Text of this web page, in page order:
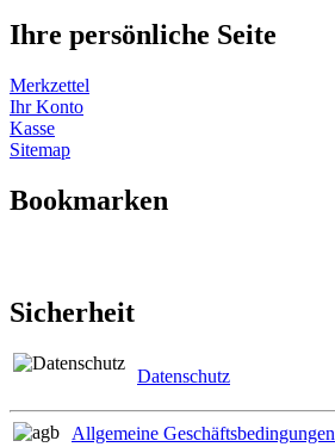
Ihre persönliche Seite
Merkzettel
Ihr Konto
Kasse
Sitemap
Bookmarken
Sicherheit
Datenschutz
Allgemeine Geschäftsbedingungen